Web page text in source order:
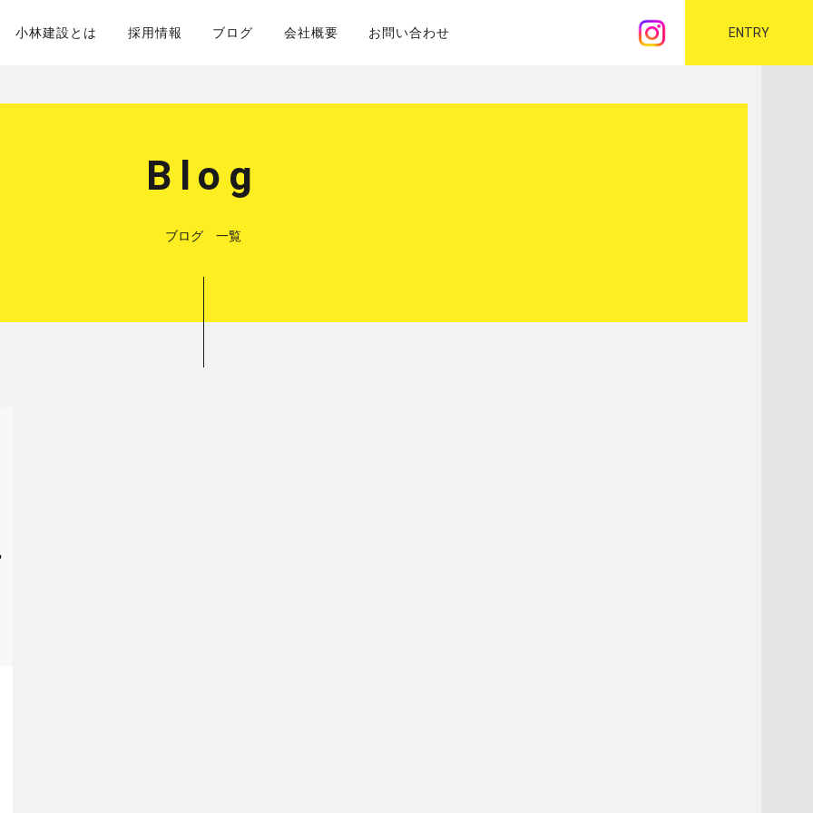
ENTRY
小林建設とは 採用情報 ブログ 会社概要 お問い合わせ
Blog
ブログ 一覧